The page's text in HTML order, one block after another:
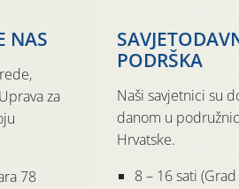
NAS
za
78
PODRŠKA
Naši savjetnici su
danom u
Hrvatske.
8 – 16 sati